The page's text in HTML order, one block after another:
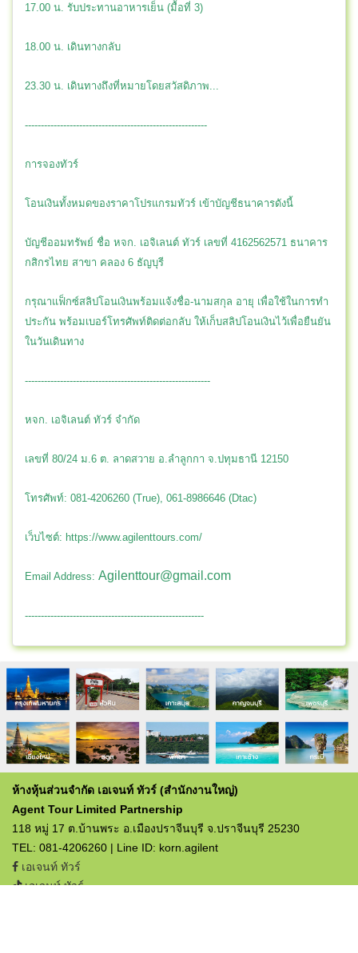
17.00 น. รับประทานอาหารเย็น (มื้อที่ 3)
18.00 น. เดินทางกลับ
23.30 น. เดินทางถึงที่หมายโดยสวัสดิภาพ...
---------------------------------------------------------
การจองทัวร์
โอนเงินทั้งหมดของราคาโปรแกรมทัวร์ เข้าบัญชีธนาคารดังนี้
บัญชีออมทรัพย์ ชื่อ หจก. เอจิเลนต์ ทัวร์ เลขที่ 4162562571 ธนาคาร
กสิกรไทย สาขา คลอง 6 ธัญบุรี
กรุณาแฟ็กซ์สลิปโอนเงินพร้อมแจ้งชื่อ-นามสกุล อายุ เพื่อใช้ในการทำ
ประกัน พร้อมเบอร์โทรศัพท์ติดต่อกลับ ให้เก็บสลิปโอนเงินไว้เพื่อยืนยัน
ในวันเดินทาง
----------------------------------------------------------
หจก. เอจิเลนต์ ทัวร์ จำกัด
เลขที่ 80/24 ม.6 ต. ลาดสวาย อ.ลำลูกกา จ.ปทุมธานี 12150
โทรศัพท์: 081-4206260 (True), 061-8986646 (Dtac)
เว็บไซต์: https://www.agilenttours.com/
Email Address: Agilenttour@gmail.com
--------------------------------------------------------
ห้างหุ้นส่วนจำกัด เอเจนท์ ทัวร์ (สำนักงานใหญ่)
Agent Tour Limited Partnership
118 หมู่ 17 ต.บ้านพระ อ.เมืองปราจีนบุรี จ.ปราจีนบุรี 25230
TEL: 081-4206260 | Line ID: korn.agilent
เอเจนท์ ทัวร์
เอเจนท์ ทัวร์